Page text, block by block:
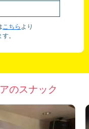
こちら より
。
のスナック